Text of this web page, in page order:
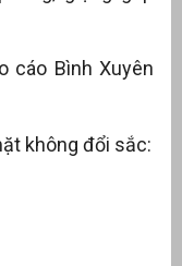
cáo Bình Xuyên
không đổi sắc: